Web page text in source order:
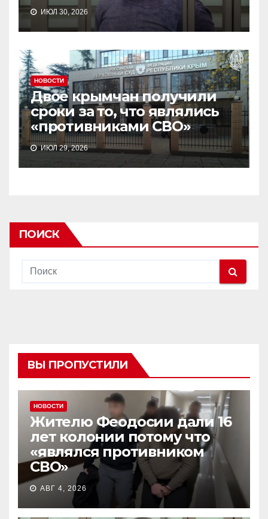
ИЮЛ 30, 2026
НОВОСТИ
Двое крымчан получили
сроки за то, что являлись
«противниками СВО»
ИЮЛ 29, 2026
ПОИСК
ВЫ ПРОПУСТИЛИ
НОВОСТИ
Жителю Феодосии дали 16
лет колонии потому что
«являлся противником
СВО»
АВГ 4, 2026